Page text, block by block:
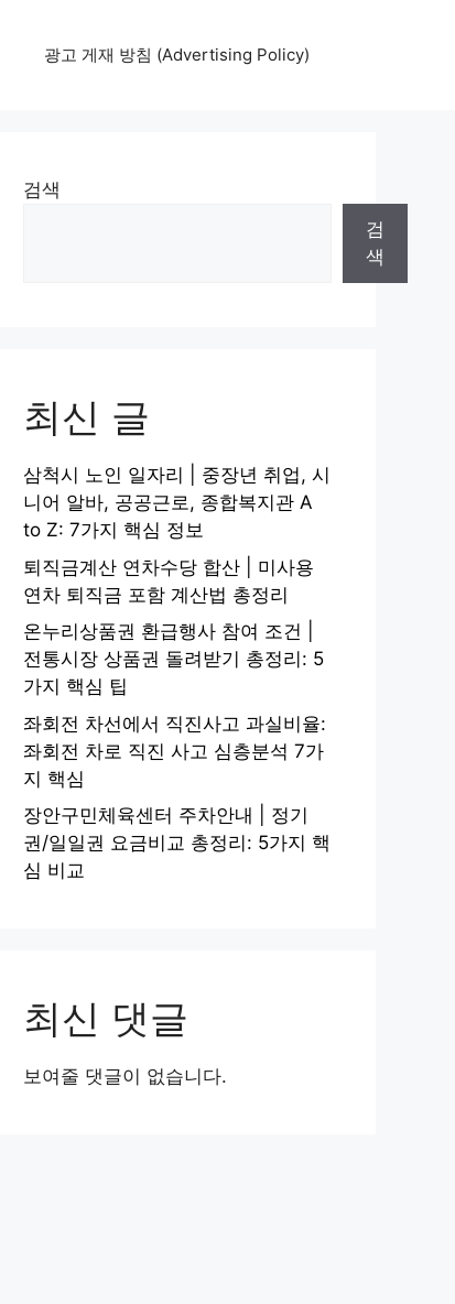
광고 게재 방침 (Advertising Policy)
검색
검
색
최신 글
삼척시 노인 일자리 | 중장년 취업, 시
니어 알바, 공공근로, 종합복지관 A
to Z: 7가지 핵심 정보
퇴직금계산 연차수당 합산 | 미사용
연차 퇴직금 포함 계산법 총정리
온누리상품권 환급행사 참여 조건 |
전통시장 상품권 돌려받기 총정리: 5
가지 핵심 팁
좌회전 차선에서 직진사고 과실비율:
좌회전 차로 직진 사고 심층분석 7가
지 핵심
장안구민체육센터 주차안내 | 정기
권/일일권 요금비교 총정리: 5가지 핵
심 비교
최신 댓글
보여줄 댓글이 없습니다.